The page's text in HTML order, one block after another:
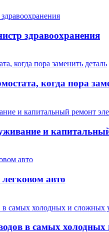
здравоохранения
когда пора
и
авто
в самых